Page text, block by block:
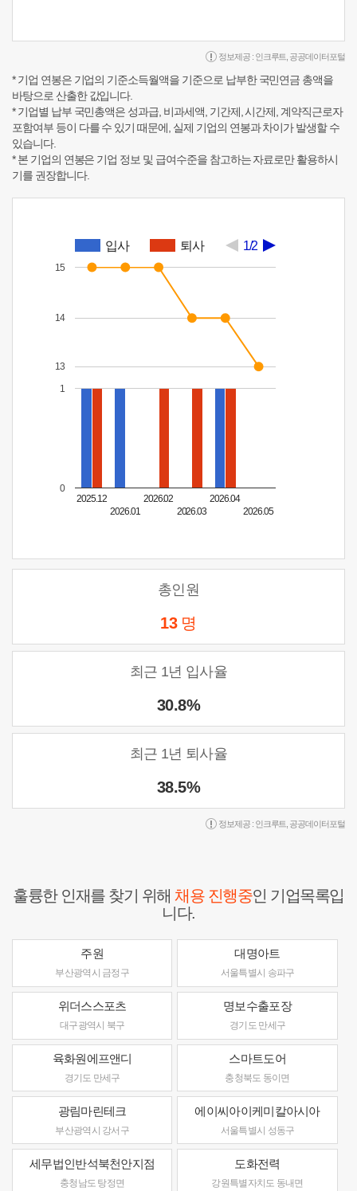
정보제공 : 인크루트 공공데이터포털
* 기업 연봉은 기업의 기준소득월액을 기준으로 납부한 국민연금 총액을
바탕으로 산출한 값입니다.
* 기업별 납부 국민총액은 성과급, 비과세액, 기간제, 시간제, 계약직근로자
포함여부 등이 다를 수 있기 때문에, 실제 기업의 연봉과 차이가 발생할 수
있습니다.
* 본 기업의 연봉은 기업 정보 및 급여수준을 참고하는 자료로만 활용하시
기를 권장합니다.
입사 퇴사 1/2
2025.12
2026.01
2026.02
2026.03
2026.04
2026.05
0
1
13
14
15
총인원
13 명
최근 1년 입사율
30.8%
최근 1년 퇴사율
38.5%
정보제공 : 인크루트 공공데이터포털
훌륭한 인재를 찾기 위해채용 진행중인 기업목록입
니다.
주원
부산광역시 금정구
대명아트
서울특별시 송파구
위더스스포츠
대구광역시 북구
명보수출포장
경기도 만세구
육화원에프앤디
경기도 만세구
스마트도어
충청북도 동이면
광림마린테크
부산광역시 강서구
에이씨아이케미칼아시아
서울특별시 성동구
세무법인반석북천안지점
충청남도 탕정면
도화전력
강원특별자치도 동내면